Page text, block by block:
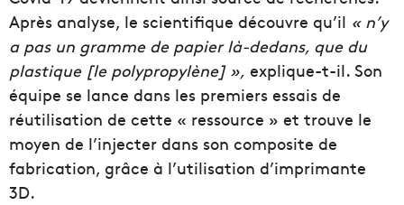
Après analyse, le scientifique découvre qu’il « n’y
a pas un gramme de papier là-dedans, que du
plastique [le polypropylène] », explique-t-il. Son
équipe se lance dans les premiers essais de
réutilisation de cette « ressource » et trouve le
moyen de l’injecter dans son composite de
fabrication, grâce à l’utilisation d’imprimante
3D.